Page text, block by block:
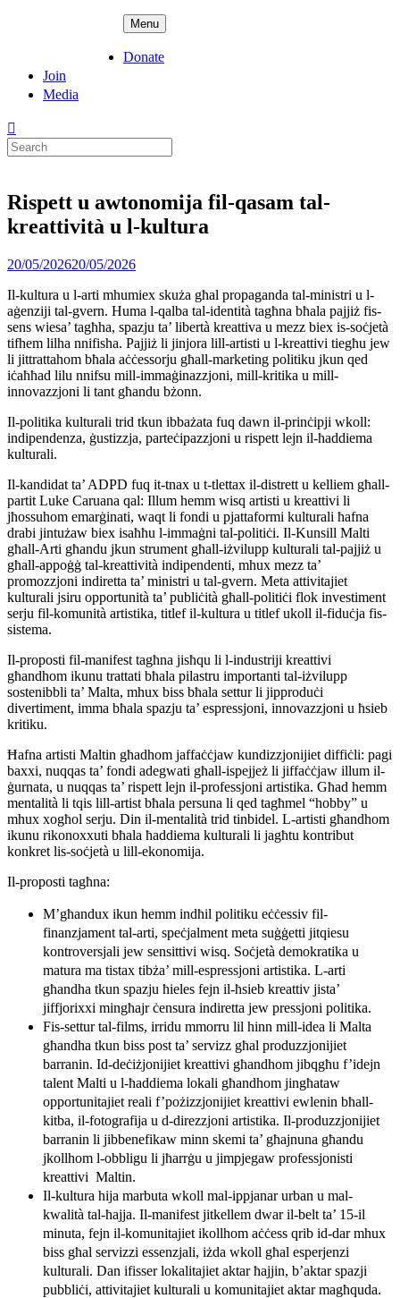
Menu
Donate
Join
Media
Search
for:
Rispett u awtonomija fil-qasam tal-
kreattività u l-kultura
Posted
20/05/202620/05/2026
Il-kultura u l-arti mhumiex skuża għal propaganda tal-ministri u l-
aġenziji tal-gvern. Huma l-qalba tal-identità tagħna bħala pajjiż fis-
sens wiesa’ tagħha, spazju ta’ libertà kreattiva u mezz biex is-soċjetà
tifhem lilha nnifisha. Pajjiż li jinjora lill-artisti u l-kreattivi tiegħu jew
li jittrattahom bħala aċċessorju għall-marketing politiku jkun qed
iċaħħad lilu nnifsu mill-immaġinazzjoni, mill-kritika u mill-
innovazzjoni li tant għandu bżonn.
Il-politika kulturali trid tkun ibbażata fuq dawn il-prinċipji wkoll:
indipendenza, ġustizzja, parteċipazzjoni u rispett lejn il-ħaddiema
kulturali.
Il-kandidat ta’ ADPD fuq it-tnax u t-tlettax il-distrett u kelliem għall-
partit Luke Caruana qal: Illum hemm wisq artisti u kreattivi li
jħossuhom emarġinati, waqt li fondi u pjattaformi kulturali ħafna
drabi jintużaw biex isaħħu l-immaġni tal-politiċi. Il-Kunsill Malti
għall-Arti għandu jkun strument għall-iżvilupp kulturali tal-pajjiż u
għall-appoġġ tal-kreattività indipendenti, mhux mezz ta’
promozzjoni indiretta ta’ ministri u tal-gvern. Meta attivitajiet
kulturali jsiru opportunità ta’ publiċità għall-politiċi flok investiment
serju fil-komunità artistika, titlef il-kultura u titlef ukoll il-fiduċja fis-
sistema.
Il-proposti fil-manifest tagħna jisħqu li l-industriji kreattivi
għandhom ikunu trattati bħala pilastru importanti tal-iżvilupp
sostenibbli ta’ Malta, mhux biss bħala settur li jipproduċi
divertiment, imma bħala spazju ta’ espressjoni, innovazzjoni u ħsieb
kritiku.
Ħafna artisti Maltin għadhom jaffaċċjaw kundizzjonijiet diffiċli: pagi
baxxi, nuqqas ta’ fondi adegwati għall-ispejjeż li jiffaċċjaw illum il-
ġurnata, u nuqqas ta’ rispett lejn il-professjoni artistika. Għad hemm
mentalità li tqis lill-artist bħala persuna li qed tagħmel “hobby” u
mhux xogħol serju. Din il-mentalità trid tinbidel. L-artisti għandhom
ikunu rikonoxxuti bħala ħaddiema kulturali li jagħtu kontribut
konkret lis-soċjetà u lill-ekonomija.
Il-proposti tagħna:
M’għandux ikun hemm indħil politiku eċċessiv fil-
finanzjament tal-arti, speċjalment meta suġġetti jitqiesu
kontroversjali jew sensittivi wisq. Soċjetà demokratika u
matura ma tistax tibża’ mill-espressjoni artistika. L-arti
għandha tkun spazju ħieles fejn il-ħsieb kreattiv jista’
jiffjorixxi mingħajr ċensura indiretta jew pressjoni politika.
Fis-settur tal-films, irridu mmorru lil hinn mill-idea li Malta
għandha tkun biss post ta’ servizz għal produzzjonijiet
barranin. Id-deċiżjonijiet kreattivi għandhom jibqgħu f’idejn
talent Malti u l-ħaddiema lokali għandhom jingħataw
opportunitajiet reali f’pożizzjonijiet kreattivi ewlenin bħall-
kitba, il-fotografija u d-direzzjoni artistika. Il-produzzjonijiet
barranin li jibbenefikaw minn skemi ta’ għajnuna għandu
jkollhom l-obbligu li jħarrġu u jimpjegaw professjonisti
kreattivi Maltin.
Il-kultura hija marbuta wkoll mal-ippjanar urban u mal-
kwalità tal-ħajja. Il-manifest jitkellem dwar il-belt ta’ 15-il
minuta, fejn il-komunitajiet ikollhom aċċess qrib id-dar mhux
biss għal servizzi essenzjali, iżda wkoll għal esperjenzi
kulturali. Dan ifisser lokalitajiet aktar ħajjin, b’aktar spazji
pubbliċi, attivitajiet kulturali u komunitajiet aktar magħquda.